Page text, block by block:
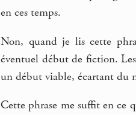
en ces temps.
Non, quand je lis cette
éventuel début de fiction.
un début viable, écartant du
Cette phrase me suffit en ce